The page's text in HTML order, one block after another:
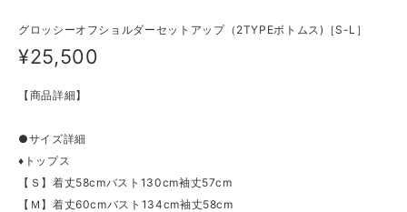
グロッシーオフショルダーセットアップ（2TYPEボトムス)［S-L］
¥25,500
【商品詳細】
●サイズ詳細
♦トップス
【Ｓ】着丈58cmバスト130cm袖丈57cm
【Ｍ】着丈60cmバスト134cm袖丈58cm